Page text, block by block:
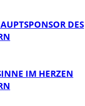
DES
IM HERZEN